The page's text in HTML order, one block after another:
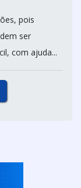
pois
ser
com ajuda...